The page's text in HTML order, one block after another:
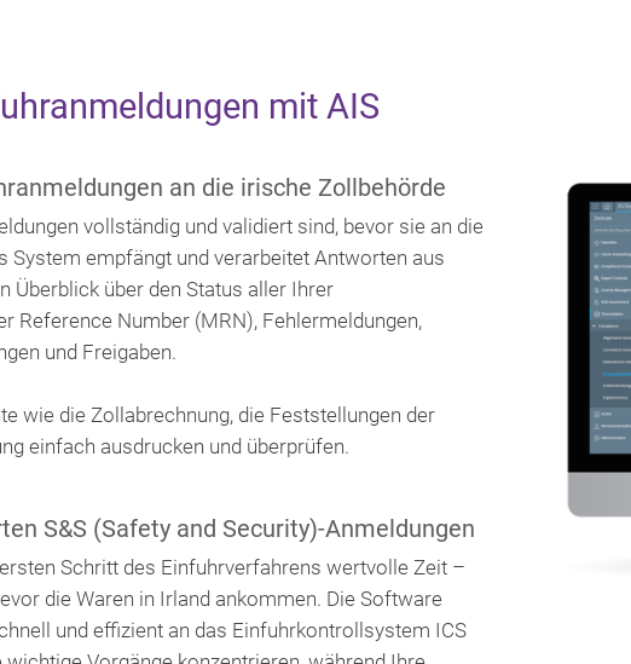
mit AIS
an die irische Zollbehörde
vollständig und validiert sind, bevor sie an die
empfängt und verarbeitet Antworten aus
Überblick über den Status aller Ihrer
Reference Number (MRN), Fehlermeldungen,
und Freigaben.
wie die Zollabrechnung, die Feststellungen der
einfach ausdrucken und überprüfen.
S&S (Safety and Security)-Anmeldungen
Schritt des Einfuhrverfahrens wertvolle Zeit –
die Waren in Irland ankommen. Die Software
und effizient an das Einfuhrkontrollsystem ICS